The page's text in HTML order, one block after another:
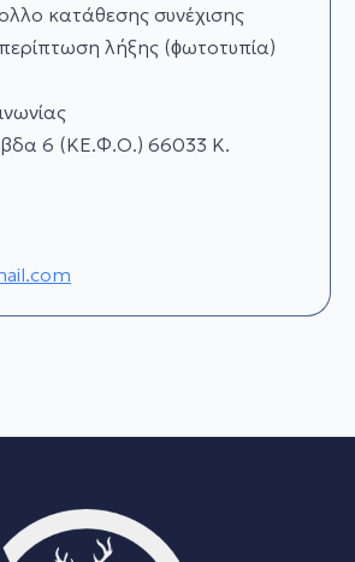
κατάθεσης συνέχισης
λήξης (ϕωτοτυπία)
6 (ΚΕ.Φ.Ο.) 66033 Κ.